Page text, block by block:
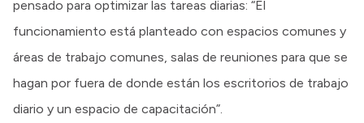
pensado para optimizar las tareas diarias: “El
funcionamiento está planteado con espacios comunes y
áreas de trabajo comunes, salas de reuniones para que se
hagan por fuera de donde están los escritorios de trabajo
diario y un espacio de capacitación”.